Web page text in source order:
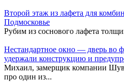
Второй этаж из лафета для
Подмосковье
Рубим из соснового лафета
Нестандартное окно — дверь во
удержали конструкцию и
Михаил, замерщик компании
про один из...